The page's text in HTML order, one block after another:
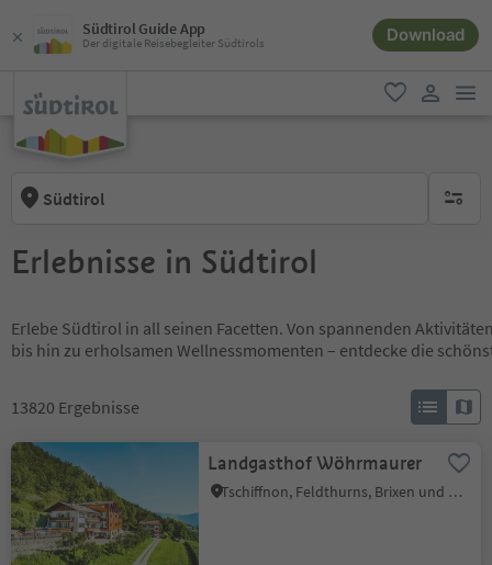
Südtirol Guide App
Der digitale Reisebegleiter Südtirols Download
favorit
Südtirol keine
Erlebnisse in Südtirol
Erlebe Südtirol in all seinen Facetten. Von spannenden
bis hin zu erholsamen Wellnessmomenten – entdecke die
13820 Ergebnisse
Landgasthof Wöhrmaurer
Tschiffnon, Feldthurns, Brixen und Umgebung